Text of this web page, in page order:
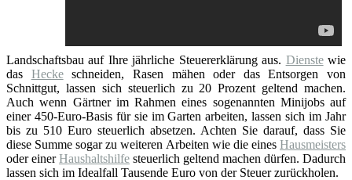
Landschaftsbau auf Ihre jährliche Steuererklärung aus. Dienstewie
das Heckeschneiden, Rasen mähen oder das Entsorgen von
Schnittgut, lassen sich steuerlich zu 20 Prozent geltend machen.
Auch wenn Gärtner im Rahmen eines sogenannten Minijobs auf
einer 450-Euro-Basis für sie im Garten arbeiten, lassen sich im Jahr
bis zu 510 Euro steuerlich absetzen. Achten Sie darauf, dass Sie
diese Summe sogar zu weiteren Arbeiten wie die eines Hausmeisters
oder einerHaushaltshilfe steuerlich geltend machen dürfen. Dadurch
lassen sich im Idealfall Tausende Euro von der Steuer zurückholen.